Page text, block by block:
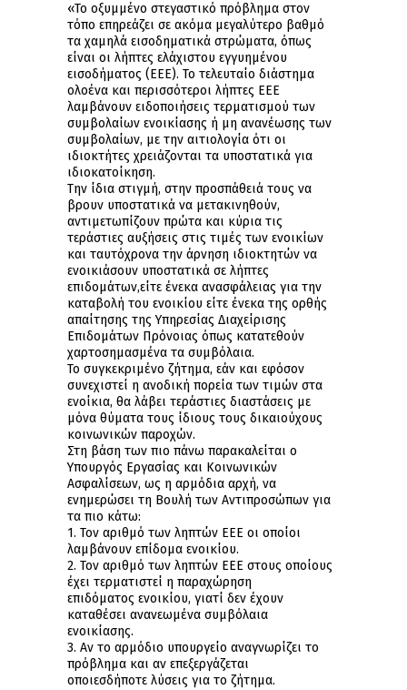
«Το οξυμμένο στεγαστικό πρόβλημα στον
τόπο επηρεάζει σε ακόμα μεγαλύτερο βαθμό
τα χαμηλά εισοδηματικά στρώματα, όπως
είναι οι λήπτες ελάχιστου εγγυημένου
εισοδήματος (ΕΕΕ). Το τελευταίο διάστημα
ολοένα και περισσότεροι λήπτες ΕΕΕ
λαμβάνουν ειδοποιήσεις τερματισμού των
συμβολαίων ενοικίασης ή μη ανανέωσης των
συμβολαίων, με την αιτιολογία ότι οι
ιδιοκτήτες χρειάζονται τα υποστατικά για
ιδιοκατοίκηση.
Την ίδια στιγμή, στην προσπάθειά τους να
βρουν υποστατικά να μετακινηθούν,
αντιμετωπίζουν πρώτα και κύρια τις
τεράστιες αυξήσεις στις τιμές των ενοικίων
και ταυτόχρονα την άρνηση ιδιοκτητών να
ενοικιάσουν υποστατικά σε λήπτες
επιδομάτων,είτε ένεκα ανασφάλειας για την
καταβολή του ενοικίου είτε ένεκα της ορθής
απαίτησης της Υπηρεσίας Διαχείρισης
Επιδομάτων Πρόνοιας όπως κατατεθούν
χαρτοσημασμένα τα συμβόλαια.
Το συγκεκριμένο ζήτημα, εάν και εφόσον
συνεχιστεί η ανοδική πορεία των τιμών στα
ενοίκια, θα λάβει τεράστιες διαστάσεις με
μόνα θύματα τους ίδιους τους δικαιούχους
κοινωνικών παροχών.
Στη βάση των πιο πάνω παρακαλείται ο
Υπουργός Εργασίας και Κοινωνικών
Ασφαλίσεων, ως η αρμόδια αρχή, να
ενημερώσει τη Βουλή των Αντιπροσώπων για
τα πιο κάτω:
1. Τον αριθμό των ληπτών ΕΕΕ οι οποίοι
λαμβάνουν επίδομα ενοικίου.
2. Τον αριθμό των ληπτών ΕΕΕ στους οποίους
έχει τερματιστεί η παραχώρηση
επιδόματος ενοικίου, γιατί δεν έχουν
καταθέσει ανανεωμένα συμβόλαια
ενοικίασης.
3. Αν το αρμόδιο υπουργείο αναγνωρίζει το
πρόβλημα και αν επεξεργάζεται
οποιεσδήποτε λύσεις για το ζήτημα.